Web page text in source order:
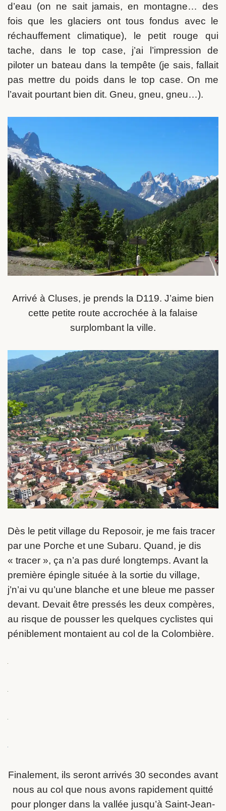
d’eau (on ne sait jamais, en montagne… des
fois que les glaciers ont tous fondus avec le
réchauffement climatique), le petit rouge qui
tache, dans le top case, j’ai l’impression de
piloter un bateau dans la tempête (je sais, fallait
pas mettre du poids dans le top case. On me
l’avait pourtant bien dit. Gneu, gneu, gneu…).
Arrivé à Cluses, je prends la D119. J’aime bien
cette petite route accrochée à la falaise
surplombant la ville.
Dès le petit village du Reposoir, je me fais tracer
par une Porche et une Subaru. Quand, je dis
« tracer », ça n’a pas duré longtemps. Avant la
première épingle située à la sortie du village,
j’n’ai vu qu’une blanche et une bleue me passer
devant. Devait être pressés les deux compères,
au risque de pousser les quelques cyclistes qui
péniblement montaient au col de la Colombière.
Finalement, ils seront arrivés 30 secondes avant
nous au col que nous avons rapidement quitté
pour plonger dans la vallée jusqu’à Saint-Jean-